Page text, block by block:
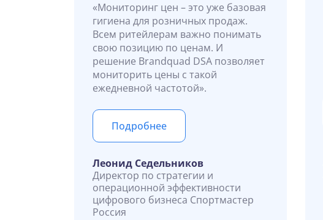
«Мониторинг цен – это уже базовая
гигиена для розничных продаж.
Всем ритейлерам важно понимать
свою позицию по ценам. И
решение Brandquad DSA позволяет
мониторить цены с такой
ежедневной частотой».
Подробнее
Леонид Седельников
Директор по стратегии и
операционной эффективности
цифрового бизнеса Спортмастер
Россия